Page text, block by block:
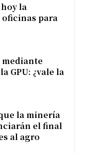
la
para
mediante
GPU: ¿vale la
la minería
el final
al agro